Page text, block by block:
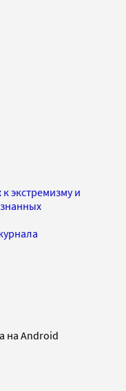
экстремизму и
на Android